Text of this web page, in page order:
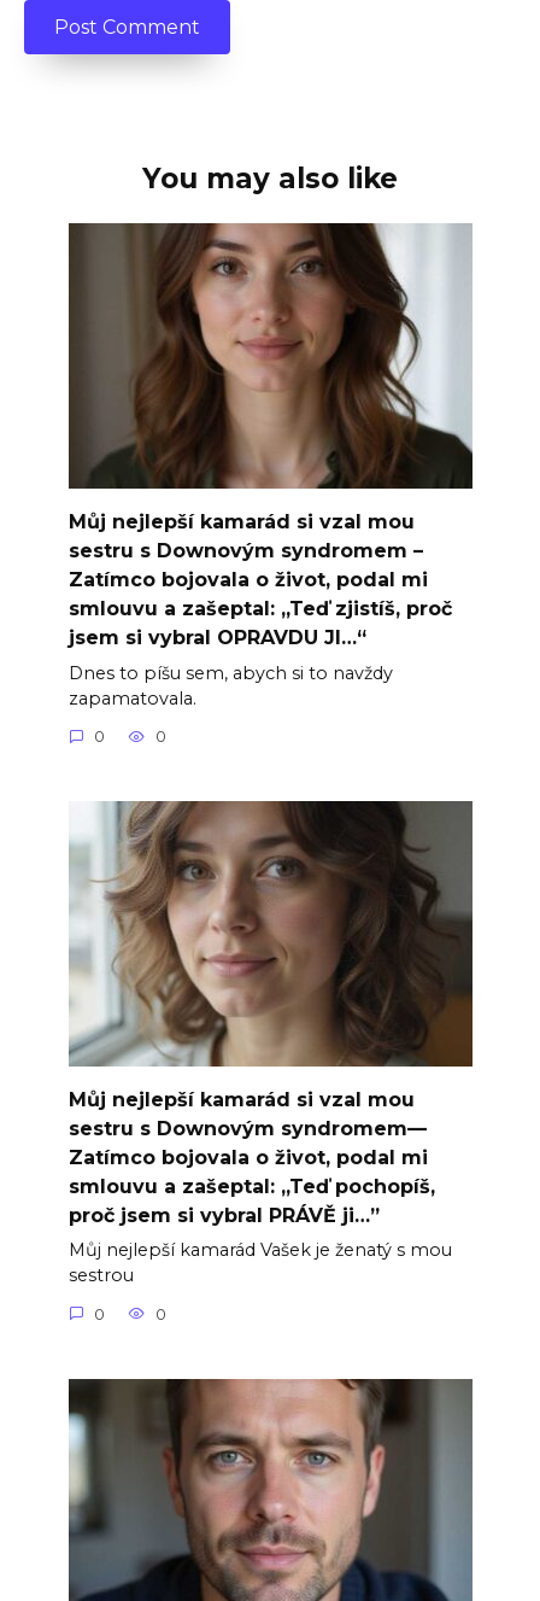
You may also like
Můj nejlepší kamarád si vzal mou
sestru s Downovým syndromem –
Zatímco bojovala o život, podal mi
smlouvu a zašeptal: „Teď zjistíš, proč
jsem si vybral OPRAVDU JI…“
Dnes to píšu sem, abych si to navždy
zapamatovala.
0 0
Můj nejlepší kamarád si vzal mou
sestru s Downovým syndromem—
Zatímco bojovala o život, podal mi
smlouvu a zašeptal: „Teď pochopíš,
proč jsem si vybral PRÁVĚ ji…”
Můj nejlepší kamarád Vašek je ženatý s mou
sestrou
0 0